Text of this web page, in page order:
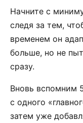
Начните с
следя за тем,
временем он
больше, но не
сразу.
Вновь вспомним
с одного
затем уже